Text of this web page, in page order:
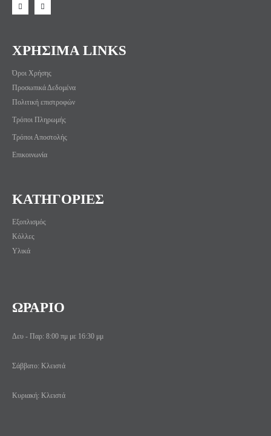
ΧΡΗΣΙΜΑ LINKS
Όροι Χρήσης
Προσωπικά Δεδομένα
Πολιτική επιστροφών
Τρόποι Πληρωμής
Τρόποι Αποστολής
Επικοινωνία
ΚΑΤΗΓΟΡΙΕΣ
Εξοπλισμός
Κόλλες
Υλικά
ΩΡΑΡΙΟ
Δευ - Παρ: 8:00 πμ με 16:30 μμ
Σάββατο: Κλειστά
Κυριακή: Κλειστά